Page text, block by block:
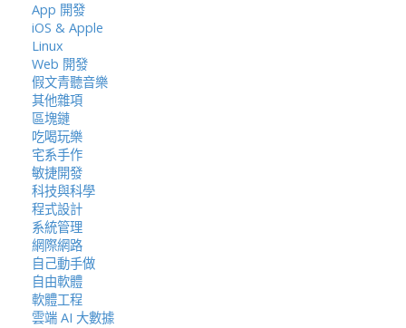
App 開發
iOS & Apple
Linux
Web 開發
假文青聽音樂
其他雜項
區塊鏈
吃喝玩樂
宅系手作
敏捷開發
科技與科學
程式設計
系統管理
網際網路
自己動手做
自由軟體
軟體工程
雲端 AI 大數據